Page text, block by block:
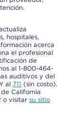
hospitales,
acerca
el profesional
de
al 1-800-464-
auditivos y del
al 711 (sin costo).
California
o visitar su sitio